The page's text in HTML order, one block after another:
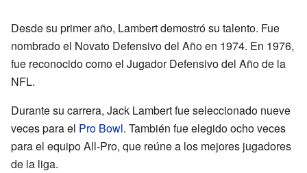
Desde su primer año, Lambert demostró su talento. Fue
nombrado el Novato Defensivo del Año en 1974. En 1976,
fue reconocido como el Jugador Defensivo del Año de la
NFL.
Durante su carrera, Jack Lambert fue seleccionado nueve
veces para el Pro Bowl. También fue elegido ocho veces
para el equipo All-Pro, que reúne a los mejores jugadores
de la liga.